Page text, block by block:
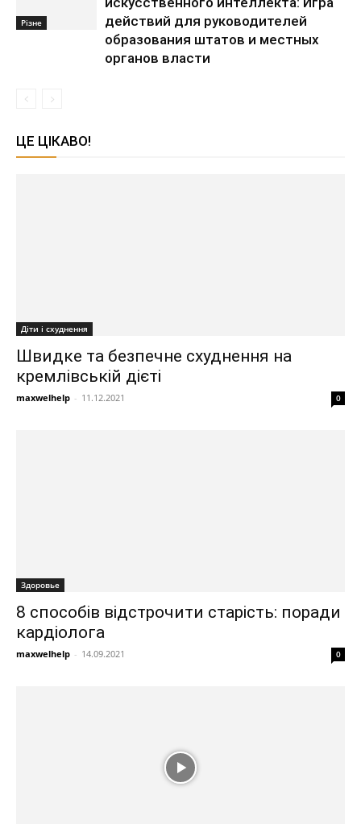
Різне
действий для руководителей
образования штатов и местных
органов власти
ЦЕ ЦІКАВО!
Діти і схуднення
Швидке та безпечне схуднення на
кремлівській дієті
maxwelhelp - 11.12.2021 0
Здоровье
8 способів відстрочити старість: поради
кардіолога
maxwelhelp - 14.09.2021 0